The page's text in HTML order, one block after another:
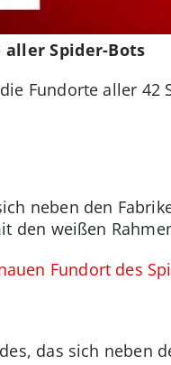
aller Spider-Bots
Fundorte aller
neben den
den weißen
Fundort des
das sich neben